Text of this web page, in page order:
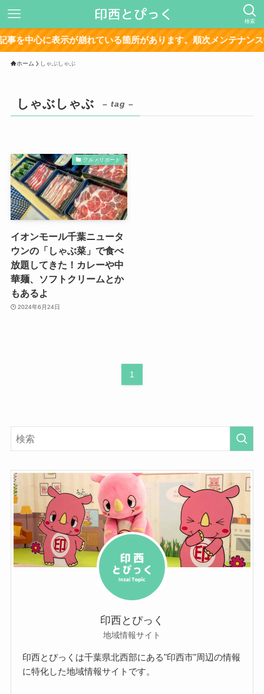
検索
中心に表示が崩れている箇所があります。順次メンテナンス中
ホーム しゃぶしゃぶ
しゃぶしゃぶ – tag –
グルメリポート
イオンモール千葉ニュータ
ウンの「しゃぶ菜」で食べ
放題してきた！カレーや中
華麺、ソフトクリームとか
もあるよ
2024年6月24日
1
印西とぴっく
地域情報サイト
印西とぴっくは千葉県北西部にある"印西市"周辺の情報
に特化した地域情報サイトです。